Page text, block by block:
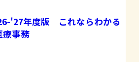
'27年度版 これならわかる
療事務